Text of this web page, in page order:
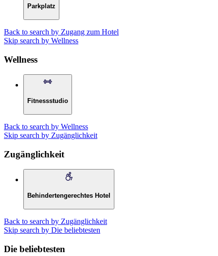
Parkplatz
Back to search by Zugang zum Hotel
Skip search by Wellness
Wellness
Fitnessstudio
Back to search by Wellness
Skip search by Zugänglichkeit
Zugänglichkeit
Behindertengerechtes Hotel
Back to search by Zugänglichkeit
Skip search by Die beliebtesten
Die beliebtesten